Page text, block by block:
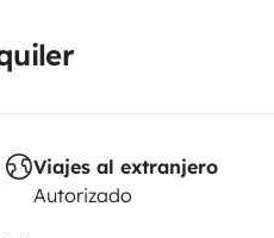
Viajes al extranjero
Autorizado